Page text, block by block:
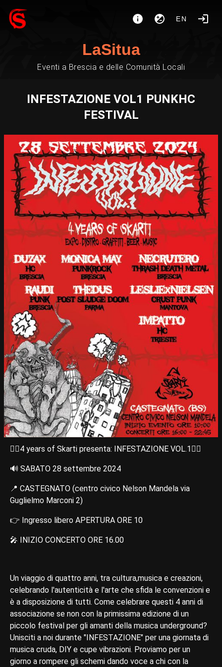
EN
LaSitua
Eventi a Brescia e delle Comunità Locali
INFESTAZIONE VOL1 PUNKHC
FESTIVAL
🏴‍☠️4 years of Skarti presenta: INFESTAZIONE VOL.1🏴‍☠️
🔊 SABATO 28 settembre 2024
📍 CASTEGNATO (centro civico Nelson Mandela via
Guglielmo Marconi 2)
👉 Ingresso libero APERTURA ORE 10
🎤 INIZIO CONCERTO ORE 16.00
Un viaggio di quattro anni, tra cultura,musica e creazioni,
celebrando l'autenticità e l'arte che sfida le convenzioni e
è a disposizione di tutti. Come celebrare questi 4 anni di
associazione se non con la primissima edizione di un
piccolo festival per gli amanti della musica underground?
Unisciti a noi durante "INFESTAZIONE" per una giornata di
musica cruda, DIY e cupe vibrazioni. Proviamo per un
giorno a rompere gli schemi dando voce a chi con la